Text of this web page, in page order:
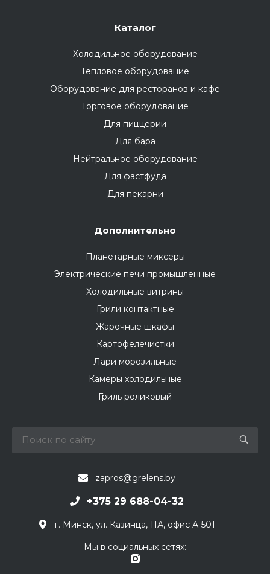
Каталог
Холодильное оборудование
Тепловое оборудование
Оборудование для ресторанов и кафе
Торговое оборудование
Для пиццерии
Для бара
Нейтральное оборудование
Для фастфуда
Для пекарни
Дополнительно
Планетарные миксеры
Электрические печи промышленные
Холодильные витрины
Грили контактные
Жарочные шкафы
Картофелечистки
Лари морозильные
Камеры холодильные
Гриль роликовый
zapros@grelens.by
+375 29 688-04-32
г. Минск, ул. Казинца, 11А, офис А-501
Мы в социальных сетях: